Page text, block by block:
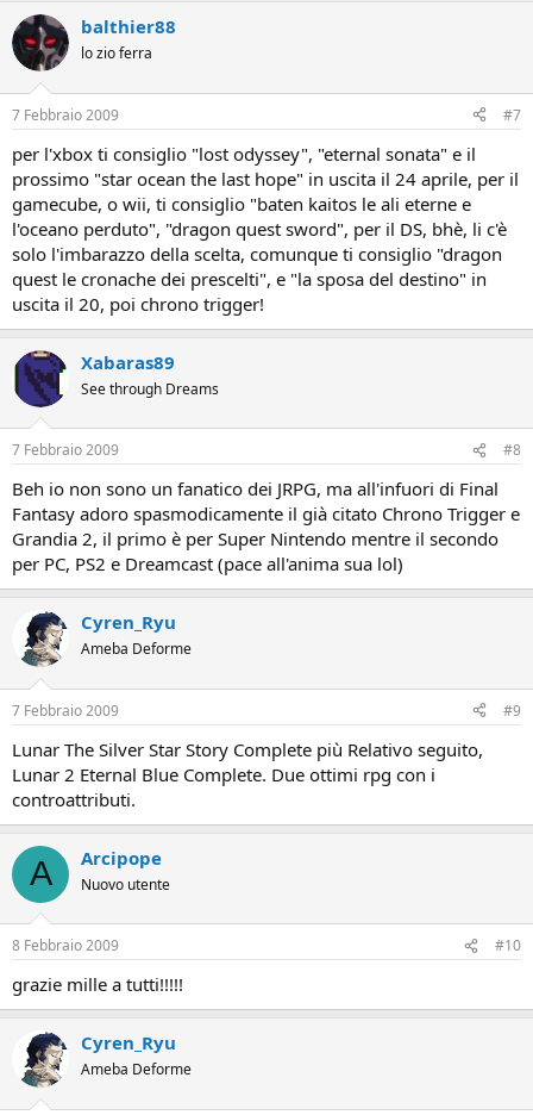
balthier88
lo zio ferra
7 Febbraio 2009 #7
per l'xbox ti consiglio "lost odyssey", "eternal sonata" e il
prossimo "star ocean the last hope" in uscita il 24 aprile, per il
gamecube, o wii, ti consiglio "baten kaitos le ali eterne e
l'oceano perduto", "dragon quest sword", per il DS, bhè, li c'è
solo l'imbarazzo della scelta, comunque ti consiglio "dragon
quest le cronache dei prescelti", e "la sposa del destino" in
uscita il 20, poi chrono trigger!
Xabaras89
See through Dreams
7 Febbraio 2009 #8
Beh io non sono un fanatico dei JRPG, ma all'infuori di Final
Fantasy adoro spasmodicamente il già citato Chrono Trigger e
Grandia 2, il primo è per Super Nintendo mentre il secondo
per PC, PS2 e Dreamcast (pace all'anima sua lol)
Cyren_Ryu
Ameba Deforme
7 Febbraio 2009 #9
Lunar The Silver Star Story Complete più Relativo seguito,
Lunar 2 Eternal Blue Complete. Due ottimi rpg con i
controattributi.
A Arcipope
Nuovo utente
8 Febbraio 2009 #10
grazie mille a tutti!!!!!
Cyren_Ryu
Ameba Deforme